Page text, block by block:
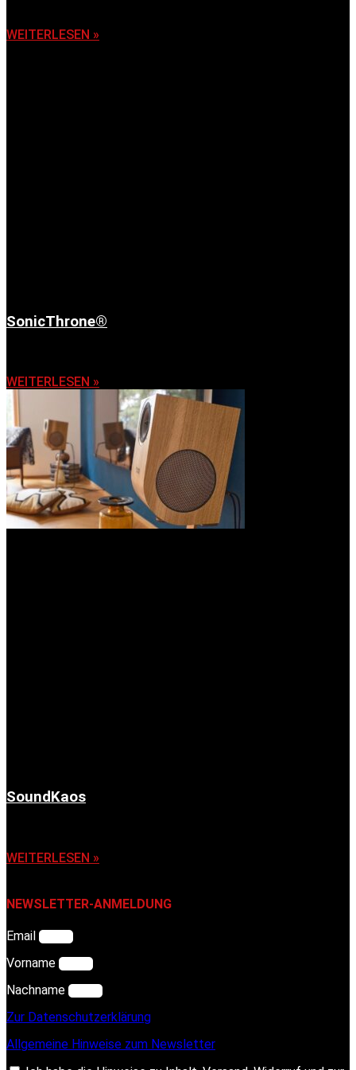
WEITERLESEN »
SonicThrone®
WEITERLESEN »
SoundKaos
WEITERLESEN »
NEWSLETTER-ANMELDUNG
Email
Vorname
Nachname
Zur Datenschutzerklärung
Allgemeine Hinweise zum Newsletter